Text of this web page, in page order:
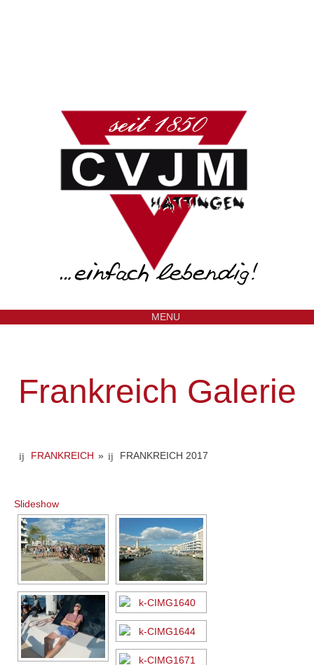
MENU
Frankreich Galerie
FRANKREICH » FRANKREICH 2017
Slideshow